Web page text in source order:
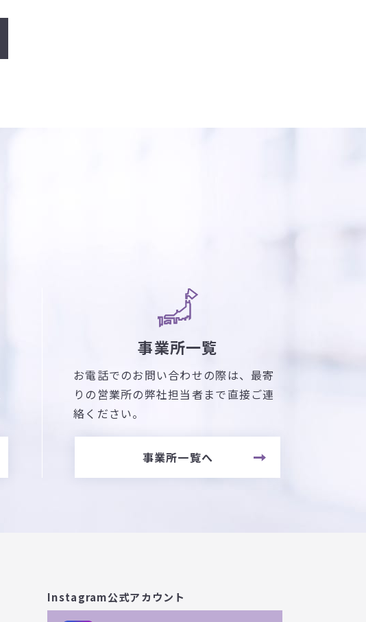
事業所一覧
お電話でのお問い合わせの際は、最寄
りの営業所の弊社担当者まで直接ご連
絡ください。
事業所一覧へ
Instagram公式アカウント